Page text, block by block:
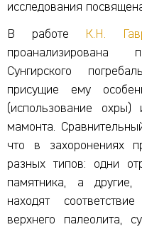
исследования
В работе К.Н.
проанализирована
Сунгирского
присущие ему
(использование
мамонта.
что в захоронениях
разных типов: одни
памятника, а
находят
верхнего палеолита,